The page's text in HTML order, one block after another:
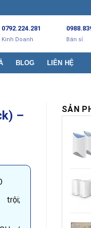
0792.224.281
Kinh Doanh Bán sỉ
BLOG LIÊN HỆ
– SẢN